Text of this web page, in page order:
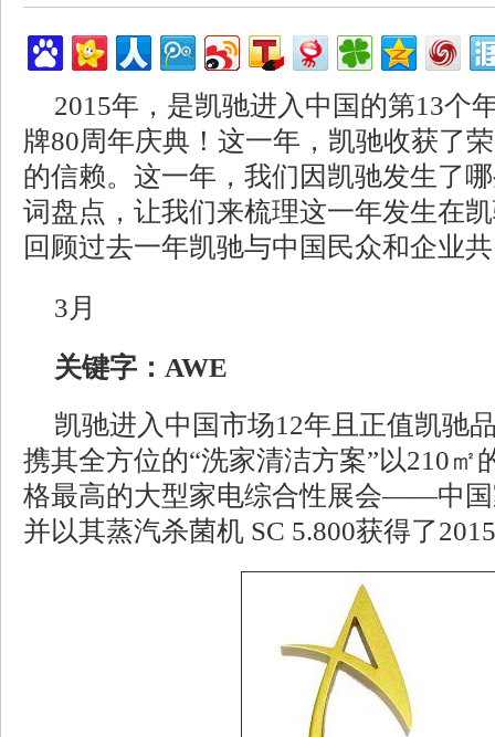
2015年，是凯驰进入中国的第13个
牌80周年庆典！这一年，凯驰收获了
的信赖。这一年，我们因凯驰发生了
词盘点，让我们来梳理这一年发生在
回顾过去一年凯驰与中国民众和企业
3月
关键字：AWE
凯驰进入中国市场12年且正值凯驰
携其全方位的“洗家清洁方案”以210㎡
格最高的大型家电综合性展会——中国
并以其蒸汽杀菌机 SC 5.800获得了